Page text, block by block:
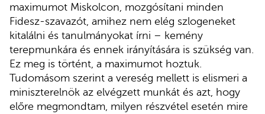
maximumot Miskolcon, mozgósítani minden
Fidesz-szavazót, amihez nem elég szlogeneket
kitalálni és tanulmányokat írni – kemény
terepmunkára és ennek irányítására is szükség van.
Ez meg is történt, a maximumot hoztuk.
Tudomásom szerint a vereség mellett is elismeri a
miniszterelnök az elvégzett munkát és azt, hogy
előre megmondtam, milyen részvétel esetén mire